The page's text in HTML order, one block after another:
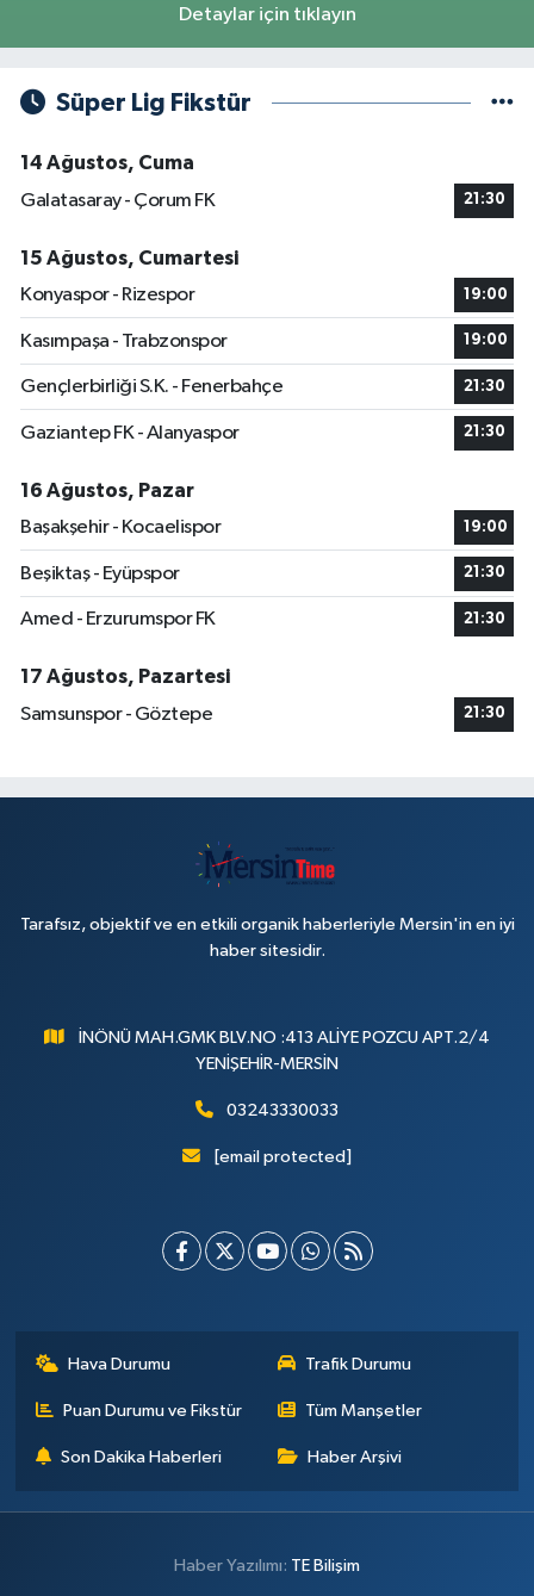
Detaylar için tıklayın
Süper Lig Fikstür
14 Ağustos, Cuma
Galatasaray - Çorum FK
21:30
15 Ağustos, Cumartesi
Konyaspor - Rizespor
19:00
Kasımpaşa - Trabzonspor 19:00
Gençlerbirliği S.K. - Fenerbahçe 21:30
Gaziantep FK - Alanyaspor 21:30
16 Ağustos, Pazar
Başakşehir - Kocaelispor
19:00
Beşiktaş - Eyüpspor 21:30
Amed - Erzurumspor FK 21:30
17 Ağustos, Pazartesi
Samsunspor - Göztepe
21:30
Tarafsız, objektif ve en etkili organik haberleriyle Mersin'in en iyi
haber sitesidir.
İNÖNÜ MAH.GMK BLV.NO :413 ALİYE POZCU APT.2/4
YENİŞEHİR-MERSİN
03243330033
[email protected]
Hava Durumu Trafik Durumu
Puan Durumu ve Fikstür Tüm Manşetler
Son Dakika Haberleri Haber Arşivi
Haber Yazılımı: TE Bilişim